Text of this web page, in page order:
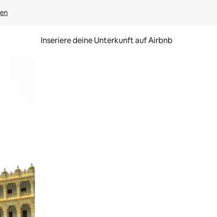
Inseriere deine Unterkunft auf Airbnb
oder Wischgesten.